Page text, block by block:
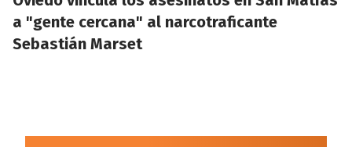
a "gente cercana" al narcotraficante
Sebastián Marset